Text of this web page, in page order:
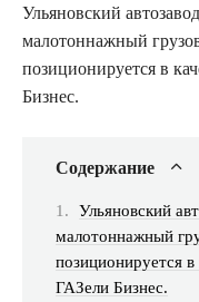
Ульяновский
малотоннажный
позиционируется в
Бизнес.
Содержание
Ульяновский
малотоннажный
позиционируется в
ГАЗели Бизнес.